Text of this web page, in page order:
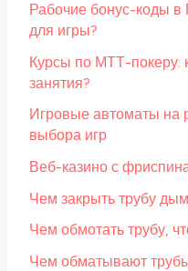
Рабочие бонус-коды в
для игры?
Курсы по МТТ-покеру:
занятия?
Игровые автоматы на
выбора игр
Веб-казино с
Чем закрыть трубу
Чем обмотать трубу,
Чем обматывают